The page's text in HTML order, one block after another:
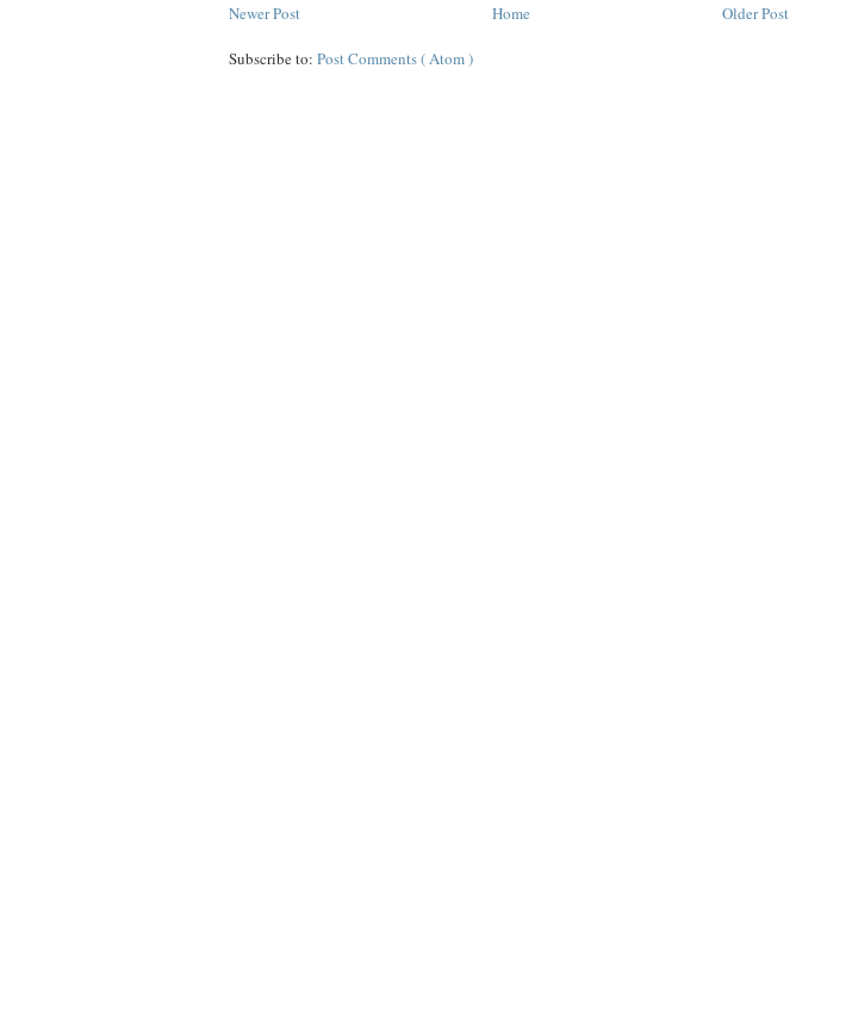
Newer Post
Older Post
Home
Subscribe to: Post Comments ( Atom )